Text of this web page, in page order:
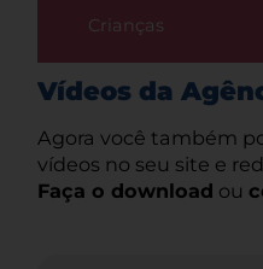
Crianças
Vídeos da
Agora você também
vídeos no seu site e
Faça o download ou